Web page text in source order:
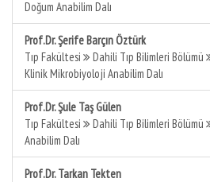
Doğum Anabilim Dalı
Prof.Dr. Şerife Barçın Öztürk
Tıp Fakültesi
Dahili Tıp Bilimleri Bölümü
Klinik Mikrobiyoloji Anabilim Dalı
Prof.Dr. Şule Taş Gülen
Tıp Fakültesi
Dahili Tıp Bilimleri Bölümü
Anabilim Dalı
Prof.Dr. Tarkan Tekten